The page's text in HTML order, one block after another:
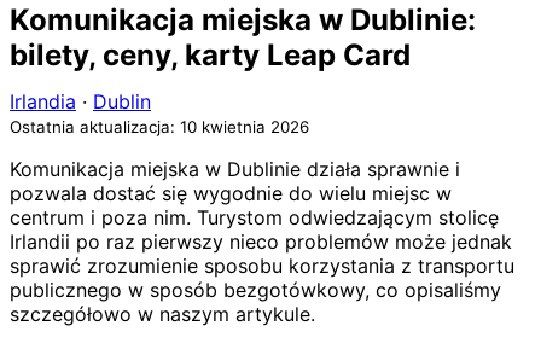
Komunikacja miejska w Dublinie:
bilety, ceny, karty Leap Card
Irlandia · Dublin
Ostatnia aktualizacja: 10 kwietnia 2026
Komunikacja miejska w Dublinie działa sprawnie i
pozwala dostać się wygodnie do wielu miejsc w
centrum i poza nim. Turystom odwiedzającym stolicę
Irlandii po raz pierwszy nieco problemów może jednak
sprawić zrozumienie sposobu korzystania z transportu
publicznego w sposób bezgotówkowy, co opisaliśmy
szczegółowo w naszym artykule.